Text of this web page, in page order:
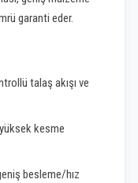
garanti eder.
talaş akışı ve
kesme
besleme/hız